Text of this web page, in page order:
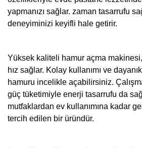
yapmanızı sağlar. zaman tasarrufu
deneyiminizi keyifli hale getirir.
Yüksek kaliteli hamur açma
hız sağlar. Kolay kullanımı ve
hamuru incelikle açabilirsiniz.
güç tüketimiyle enerji tasarrufu da
mutfaklardan ev kullanımına kadar
tercih edilen bir üründür.